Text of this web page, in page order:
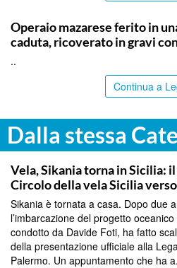
Operaio mazarese ferito in
caduta, ricoverato in gravi
..
Continua a
Dalla stessa
PALERMO
Vela, Sikania torna in Sicilia:
Circolo della vela Sicilia
Sikania è tornata a casa. Dopo due
l’imbarcazione del progetto
condotto da Davide Foti, ha fatto
della presentazione ufficiale alla
Palermo. Un appuntamento che ha